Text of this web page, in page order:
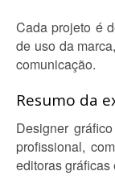
Cada projeto é
de uso da
comunicação.
Resumo da
Designer
profissional,
editoras